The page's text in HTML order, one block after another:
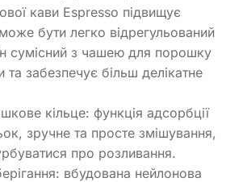
кави Espresso підвищує
може бути легко відрегульований
сумісний з чашею для порошку
та забезпечує більш делікатне
кільце: функція адсорбції
зручне та просте змішування,
про розливання.
вбудована нейлонова